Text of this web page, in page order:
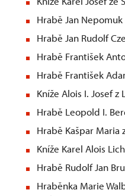
Hrabě Jan
Hrabě Jan Rudolf
Hrabě František
Hrabě František
Kníže Alois I. Josef
Hrabě Leopold I.
Hrabě Kašpar Maria
Kníže Karel Alois
Hrabě Rudolf Jan
Hraběnka Marie